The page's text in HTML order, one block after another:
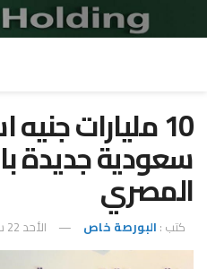
10 مليارات
سعودية جديدة
المصري
كتب : البورصة خاص الأحد 22 سبتمبر 2019